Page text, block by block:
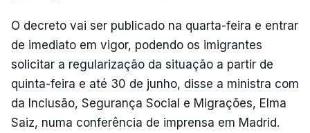
O decreto vai ser publicado na quarta-feira e entrar
de imediato em vigor, podendo os imigrantes
solicitar a regularização da situação a partir de
quinta-feira e até 30 de junho, disse a ministra com
da Inclusão, Segurança Social e Migrações, Elma
Saiz, numa conferência de imprensa em Madrid.